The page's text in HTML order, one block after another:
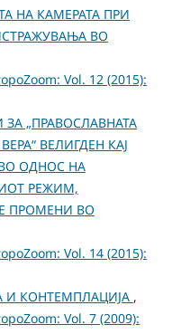
НА КАМЕРАТА ПРИ
ВО
Vol. 12 (2015):
ЗА „ПРАВОСЛАВНАТА
ВЕЛИГДЕН КАЈ
ОДНОС НА
РЕЖИМ,
ПРОМЕНИ ВО
Vol. 14 (2015):
И КОНТЕМПЛАЦИЈА ,
Vol. 7 (2009):